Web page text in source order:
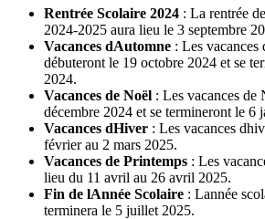
Rentrée Scolaire 2024 : La rentrée
2024-2025 aura lieu le 3 septembre
Vacances dAutomne : Les vacances
débuteront le 19 octobre 2024 et se
2024.
Vacances de Noël : Les vacances de
décembre 2024 et se termineront le 6
Vacances dHiver : Les vacances
février au 2 mars 2025.
Vacances de Printemps : Les
lieu du 11 avril au 26 avril 2025.
Fin de lAnnée Scolaire : Lannée
terminera le 5 juillet 2025.